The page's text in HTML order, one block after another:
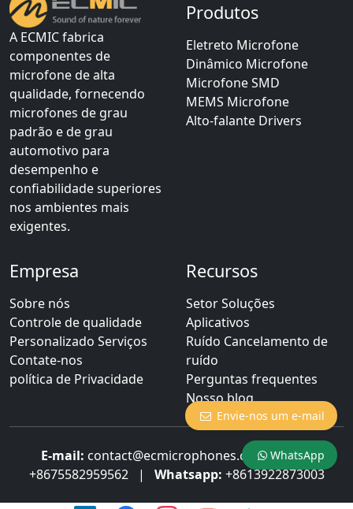
Envie-nos um e-mail
WhatsApp
A ECMIC fabrica
componentes de
microfone de alta
qualidade, fornecendo
microfones de grau
padrão e de grau
automotivo para
desempenho e
confiabilidade superiores
nos ambientes mais
exigentes.
Produtos
Eletreto Microfone
Dinâmico Microfone
Microfone SMD
MEMS Microfone
Alto-falante Drivers
Empresa
Sobre nós
Controle de qualidade
Personalizado Serviços
Contate-nos
política de Privacidade
Recursos
Setor Soluções
Aplicativos
Ruído Cancelamento de
ruído
Perguntas frequentes
Nosso blog
E-mail: contact@ecmicrophones.com|Tel:
+8675582959562| Whatsapp: +8613922873003